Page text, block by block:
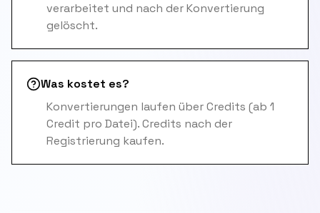
verarbeitet und nach der Konvertierung
gelöscht.
Was kostet es?
Konvertierungen laufen über Credits (ab 1
Credit pro Datei). Credits nach der
Registrierung kaufen.